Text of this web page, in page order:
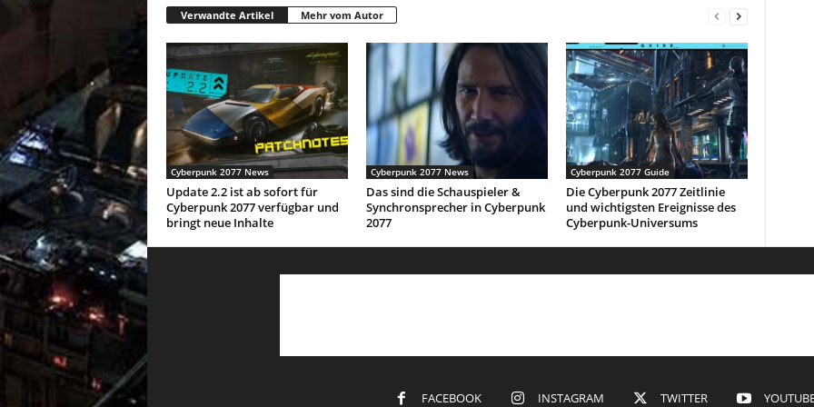
Verwandte Artikel Mehr vom Autor
Cyberpunk 2077 News
Update 2.2 ist ab sofort für
Cyberpunk 2077 verfügbar und
bringt neue Inhalte
Cyberpunk 2077 News
Das sind die Schauspieler &
Synchronsprecher in Cyberpunk
2077
Cyberpunk 2077 Guide
Die Cyberpunk 2077 Zeitlinie
und wichtigsten Ereignisse des
Cyberpunk-Universums
FACEBOOK INSTAGRAM TWITTER